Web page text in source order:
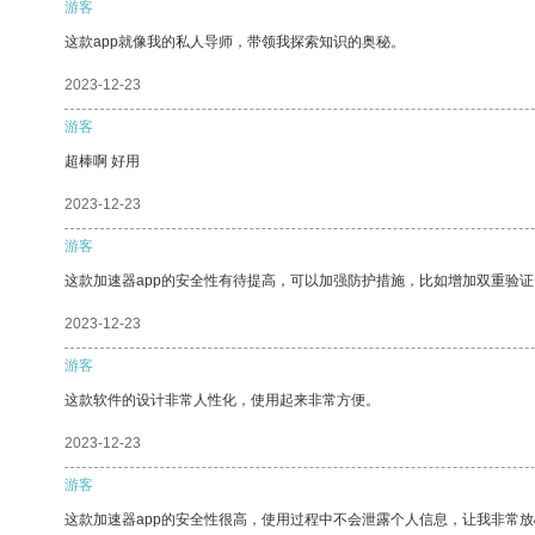
游客
这款app就像我的私人导师，带领我探索知识的奥秘。
2023-12-23
游客
超棒啊 好用
2023-12-23
游客
这款加速器app的安全性有待提高，可以加强防护措施，比如增加双重验
2023-12-23
游客
这款软件的设计非常人性化，使用起来非常方便。
2023-12-23
游客
这款加速器app的安全性很高，使用过程中不会泄露个人信息，让我非常